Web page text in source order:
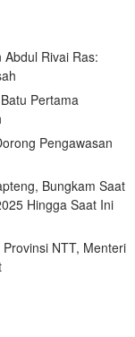
Rivai Ras:
Pertama
Pengawasan
Bungkam Saat
Hingga Saat Ini
NTT, Menteri